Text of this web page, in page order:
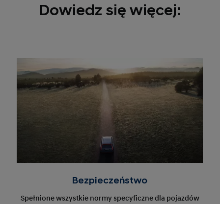
Dowiedz się więcej:
Bezpieczeństwo
Spełnione wszystkie normy specyficzne dla pojazdów